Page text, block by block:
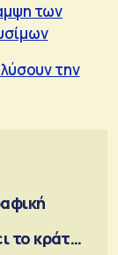
των
την
το κράτος